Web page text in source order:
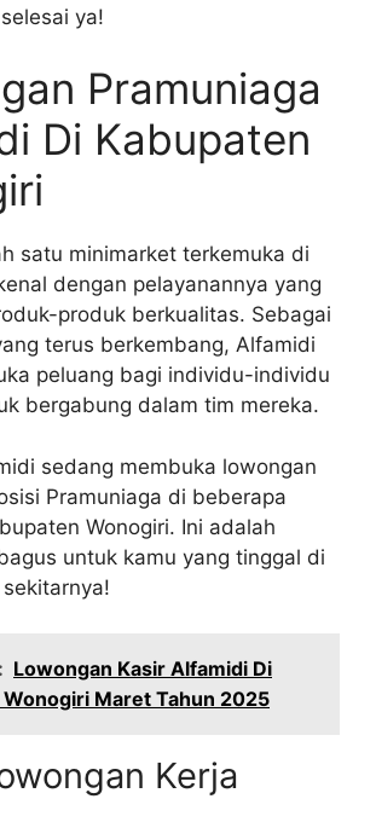
ya!
Pramuniaga
Di Kabupaten
satu minimarket terkemuka di
dengan pelayanannya yang
produk berkualitas. Sebagai
terus berkembang, Alfamidi
peluang bagi individu-individu
bergabung dalam tim mereka.
sedang membuka lowongan
Pramuniaga di beberapa
Wonogiri. Ini adalah
untuk kamu yang tinggal di
Lowongan Kasir Alfamidi Di
Maret Tahun 2025
Kerja